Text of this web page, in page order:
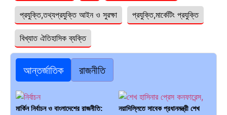
প্রযুক্তি,তথ্যপ্রযুক্তি আইন ও সুরক্ষা প্রযুক্তি,মার্কেটিং প্রযুক্তি
বিখ্যাত ঐতিহাসিক ব্যক্তি
আন্তর্জাতিক রাজনীতি
মার্কিন নির্বাচন ও বাংলাদেশের রাজনীতি:
নয়াদিল্লিতে সাবেক প্রধানমন্ত্রী শেখ